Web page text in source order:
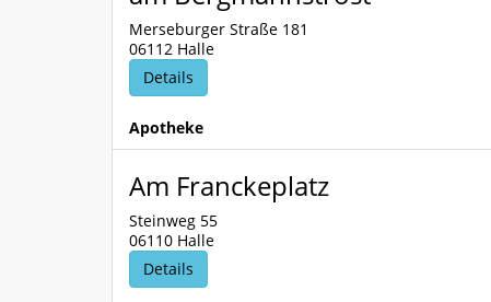
Merseburger Straße 181
06112 Halle
Details
Apotheke
Am Franckeplatz
Steinweg 55
06110 Halle
Details